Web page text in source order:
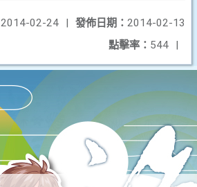
發佈日期： 2014-02-13
2014-02-24
|
點擊率： 544 |